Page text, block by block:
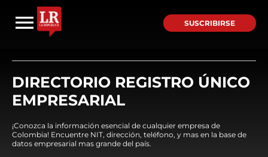
SUSCRIBIRSE
DIRECTORIO REGISTRO ÚNICO
EMPRESARIAL
¡Conozca la información esencial de cualquier empresa de
Colombia! Encuentre NIT, dirección, teléfono, y mas en la base de
datos empresarial mas grande del país.